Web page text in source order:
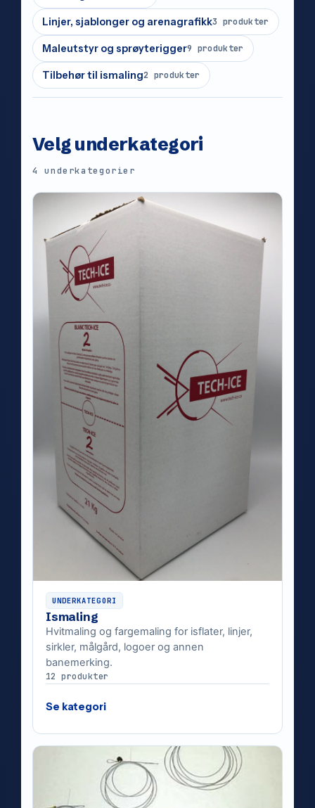
Linjer, sjablonger og arenagrafikk3 produkter
Maleutstyr og sprøyterigger9 produkter
Tilbehør til ismaling2 produkter
Velg underkategori
4 underkategorier
UNDERKATEGORI
Ismaling
Hvitmaling og fargemaling for isflater, linjer,
sirkler, målgård, logoer og annen
banemerking.
12 produkter
Se kategori